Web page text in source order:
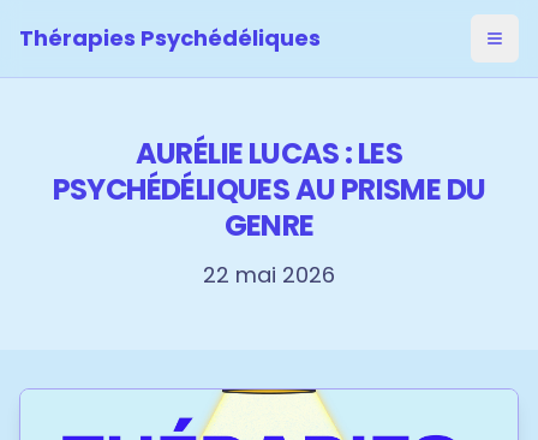
Thérapies Psychédéliques
AURÉLIE LUCAS : LES
PSYCHÉDÉLIQUES AU PRISME DU
GENRE
22 mai 2026